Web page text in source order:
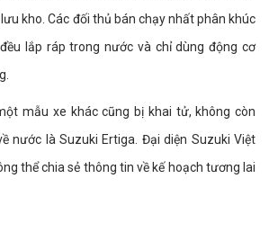
kho. Các đối thủ bán chạy nhất phân khúc
lắp ráp trong nước và chỉ dùng động cơ
mẫu xe khác cũng bị khai tử, không còn
nước là Suzuki Ertiga. Đại diện Suzuki Việt
thể chia sẻ thông tin về kế hoạch tương lai